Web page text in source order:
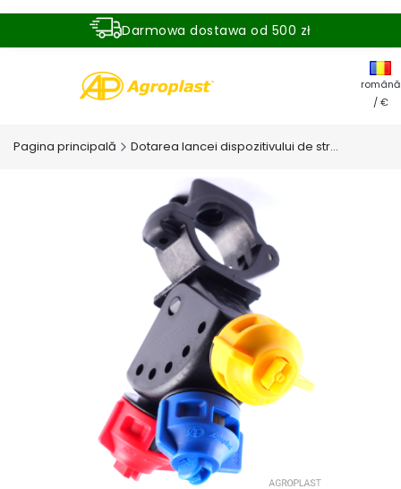
Darmowa dostawa od 500 zł
română
/ €
Pagina principală Dotarea lancei dispozitivului de stropire